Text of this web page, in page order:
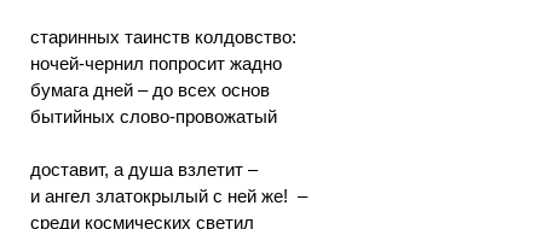
старинных таинств колдовство:
ночей-чернил попросит жадно
бумага дней – до всех основ
бытийных слово-провожатый
доставит, а душа взлетит –
и ангел златокрылый с ней же! –
среди космических светил